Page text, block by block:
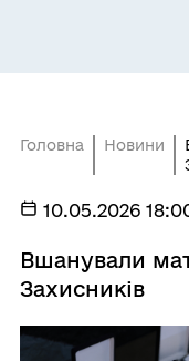
Головна Новини
10.05.2026
Вшанували
Захисників